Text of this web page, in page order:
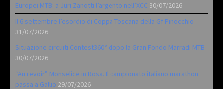
Europei MTB: a Juri Zanotti l’argento nell’XCC 30/07/2026
Il 6 settembre l’esordio di Coppa Toscana della Gf Pinocchio
31/07/2026
Situazione circuiti Contest360° dopo la Gran Fondo Marradi MTB
30/07/2026
“Au revoir” Monselice in Rosa. Il campionato italiano marathon
passa a Gallio 29/07/2026